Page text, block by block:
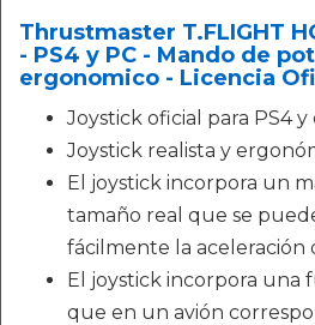
Thrustmaster T.FLIGHT
- PS4 y PC - Mando de
ergonomico - Licencia
Joystick oficial para PS4
Joystick realista y
El joystick incorpora un
tamaño real que se
fácilmente la aceleración
El joystick incorpora una
que en un avión